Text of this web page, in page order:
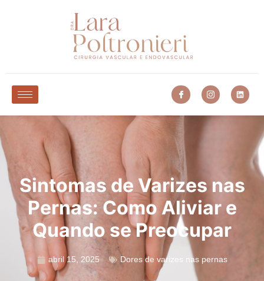
Sintomas de Varizes nas
Pernas: Como Aliviar e
Quando se Preocupar
abril 15, 2025 Dores de varizes nas pernas